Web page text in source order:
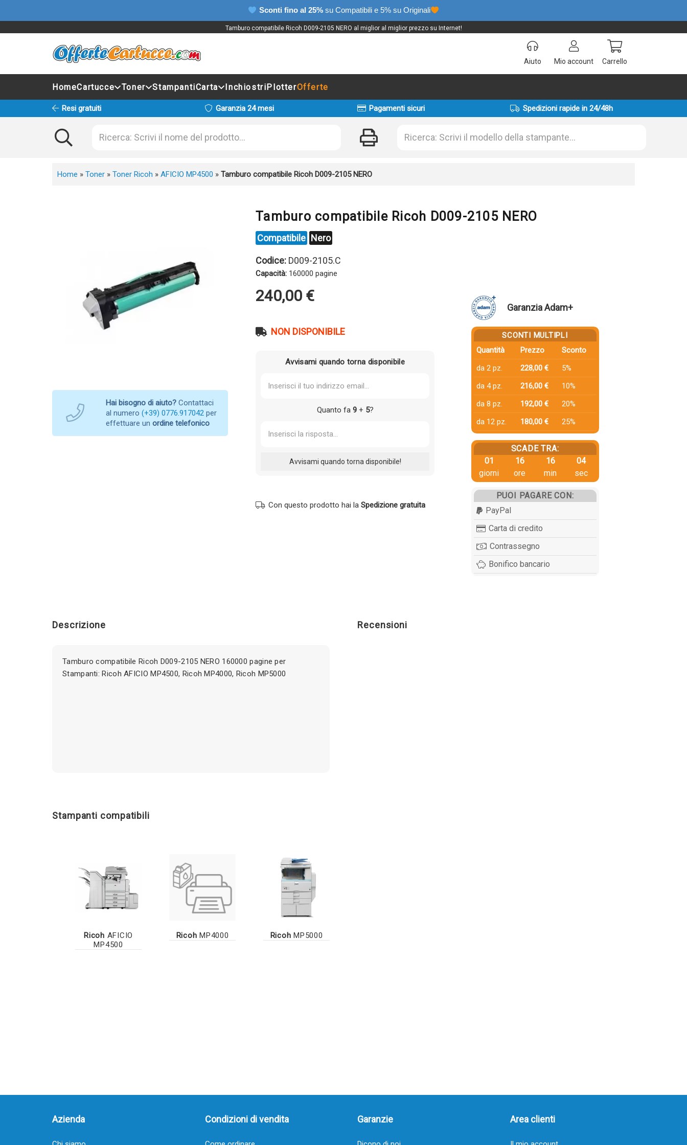
Sconti fino al 25% su Compatibili e 5% su Originali
Tamburo compatibile Ricoh D009-2105 NERO al miglior al miglior prezzo su Internet!
Aiuto Mio account Carrello
HomeCartucce Toner StampantiCarta InchiostriPlotterOfferte
Resi gratuiti Garanzia 24 mesi Pagamenti sicuri Spedizioni rapide in 24/48h
Home » Toner » Toner Ricoh » AFICIO MP4500 » Tamburo compatibile Ricoh D009-2105 NERO
Hai bisogno di aiuto? Contattaci
al numero (+39) 0776.917042 per
effettuare un ordine telefonico
Tamburo compatibile Ricoh D009-2105 NERO
Compatibile Nero
Codice: D009-2105.C
Capacità: 160000 pagine
240,00 €
NON DISPONIBILE
Avvisami quando torna disponibile
Quanto fa 9+ 5?
Con questo prodotto hai la Spedizione gratuita
Garanzia Adam+
SCONTI MULTIPLI
Quantità
Prezzo
Sconto
da 2 pz.
228,00 €
5%
da 4 pz.
216,00 €
10%
da 8 pz.
192,00 €
20%
da 12 pz.
180,00 € 25%
SCADE TRA:
01
giorni
16
ore
16
min
04
sec
PUOI PAGARE CON:
PayPal
Carta di credito
Contrassegno
Bonifico bancario
Descrizione
Tamburo compatibile Ricoh D009-2105 NERO 160000 pagine per
Stampanti: Ricoh AFICIO MP4500, Ricoh MP4000, Ricoh MP5000
Recensioni
Stampanti compatibili
Ricoh AFICIO
MP4500
Ricoh MP4000 Ricoh MP5000
Azienda Condizioni di vendita Garanzie Area clienti